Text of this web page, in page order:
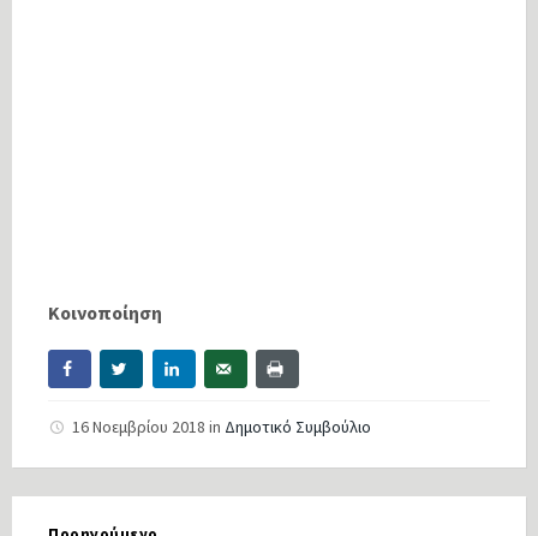
Κοινοποίηση
16 Νοεμβρίου 2018 in Δημοτικό Συμβούλιο